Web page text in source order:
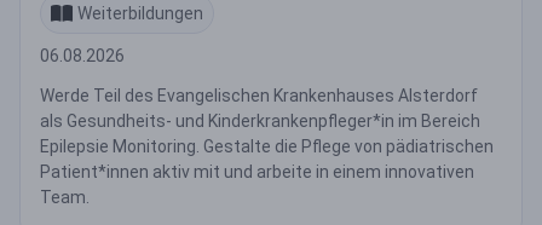
Weiterbildungen
06.08.2026
Werde Teil des Evangelischen Krankenhauses Alsterdorf
als Gesundheits- und Kinderkrankenpfleger*in im Bereich
Epilepsie Monitoring. Gestalte die Pflege von pädiatrischen
Patient*innen aktiv mit und arbeite in einem innovativen
Team.